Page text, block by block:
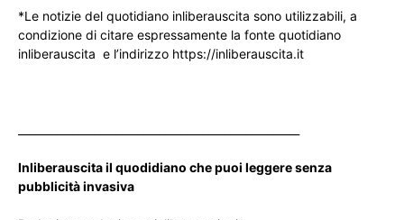
*Le notizie del quotidiano inliberauscita sono utilizzabili, a
condizione di citare espressamente la fonte quotidiano
inliberauscita e l’indirizzo https://inliberauscita.it
Inliberauscita il quodidiano che puoi leggere senza
pubblicità invasiva